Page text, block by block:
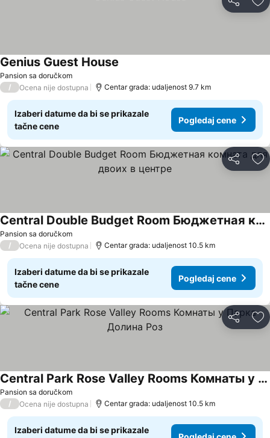
Deli
Pansion sa doručkom
Genius Guest House
/ Ocena nije dostupna Centar grada: udaljenost 9.7 km
Izaberi datume da bi se prikazale
tačne cene
Pogledaj cene
Deli
Pansion sa doručkom
Central Double Budget Room Бюджетная комната для двоих в центре
/ Ocena nije dostupna Centar grada: udaljenost 10.5 km
Izaberi datume da bi se prikazale
tačne cene
Pogledaj cene
Deli
Pansion sa doručkom
Central Park Rose Valley Rooms Комнаты у Парка Долина Роз
/ Ocena nije dostupna Centar grada: udaljenost 10.5 km
Izaberi datume da bi se prikazale